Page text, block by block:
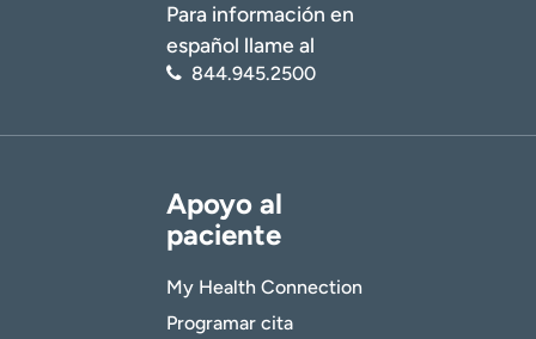
Para información en
español llame al
844.945.2500
Apoyo al
paciente
My Health Connection
Programar cita